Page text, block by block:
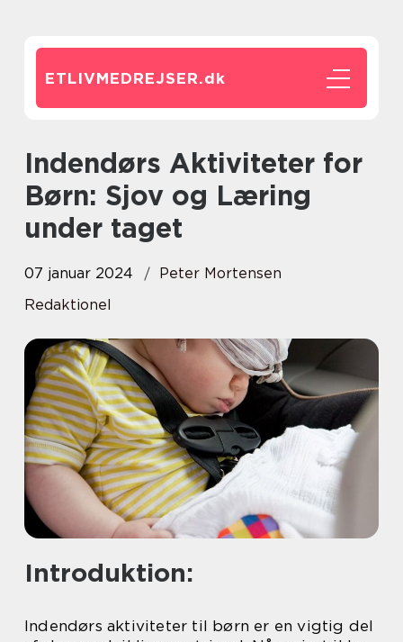
ETLIVMEDREJSER.dk
Indendørs Aktiviteter for
Børn: Sjov og Læring
under taget
07 januar 2024
Peter Mortensen
Redaktionel
Introduktion:
Indendørs aktiviteter til børn er en vigtig del